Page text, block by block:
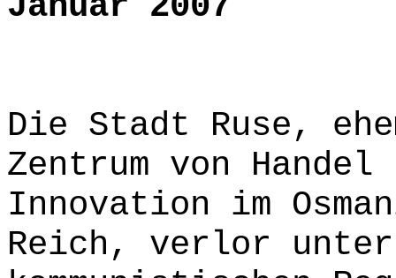
Die Stadt Ruse,
Zentrum von Handel
Innovation im
Reich, verlor